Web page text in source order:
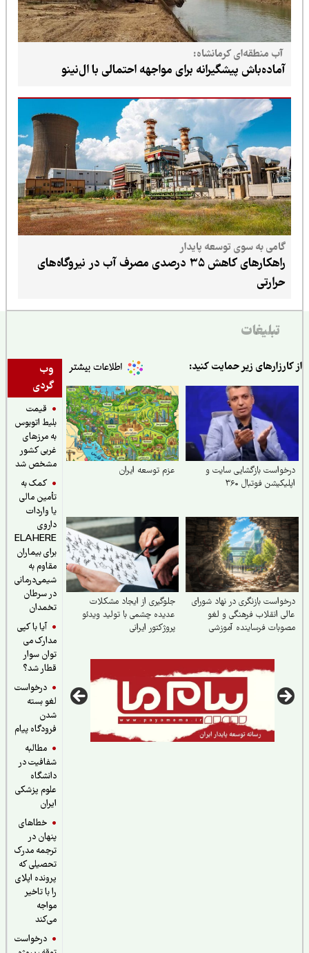
آب منطقه‌ای کرمانشاه:
آماده‌باش پیشگیرانه برای مواجهه احتمالی با ال‌نینو
گامی به سوی توسعه پایدار
راهکارهای کاهش ۳۵ درصدی مصرف آب در نیروگاه‌های
حرارتی
تبلیغات
وب
گردی
قیمت
بلیط اتوبوس
به مرزهای
غربی کشور
مشخص شد
کمک به
تأمین مالی
یا واردات
داروی
ELAHERE
برای بیماران
مقاوم به
شیمی‌درمانی
در سرطان
تخمدان
آیا با کپی
مدارک می
توان سوار
قطار شد؟
درخواست
لغو بسته
فرودگاه پیام
مطالبه
شفافیت در
دانشگاه
علوم پزشکی
خطاهای
پنهان در
ترجمه مدرک
تحصیلی که
پرونده اپلای
را با تاخیر
درخواست
زیر حمایت کنید:
بازگشایی سایت و
فوتبال ۳۶۰
عزم توسعه ایران
بازنگری در نهاد شورای
انقلاب فرهنگی و لغو
فرساینده آموزشی
جلوگیری از ایجاد مشکلات
عدیده چشمی با تولید ویدئو
پروژکتور ایرانی